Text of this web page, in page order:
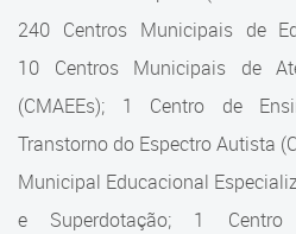
Cadastramento Escolar
Cadastro Online
Portal ICS Instituto Curitiba de
Portal Aprendere
Estrutura da Secretaria
Superintendência Executiva
Departamento de Logística
240 Centros Municipais de
10 Centros Municipais de
(CMAEEs); 1 Centro de
Transtorno do Espectro Autista
Municipal Educacional
e Superdotação; 1 Centro